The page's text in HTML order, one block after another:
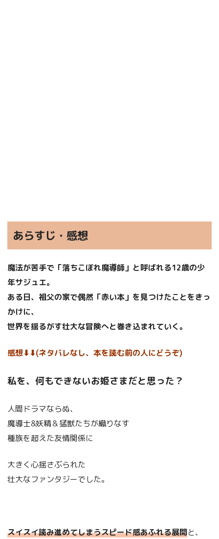
あらすじ・感想
魔法が苦手で「落ちこぼれ魔導師」と呼ばれる12歳の少
年サジュエ。
ある日、祖父の家で偶然「赤い本」を見つけたことをきっ
かけに、
世界を揺るがす壮大な冒険へと巻き込まれていく。
感想⬇︎⬇︎(ネタバレなし、本を読む前の人にどうぞ)
私を、何もできないお姫さまだと思った？
人間ドラマならぬ、
魔導士&妖精＆猛獣たちが織りなす
種族を超えた友情関係に
大きく心揺さぶられた
壮大なファンタジーでした。
スイスイ読み進めてしまうスピード感あふれる展開と、